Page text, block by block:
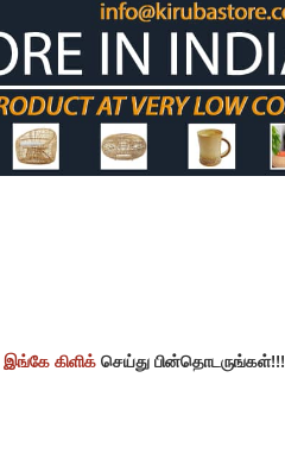
இங்கே கிளிக் செய்து பின்தொடருங்கள்!!!